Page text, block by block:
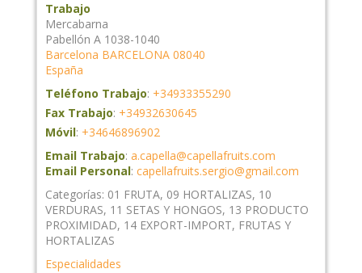
Trabajo
Mercabarna
Pabellón A 1038-1040
Barcelona BARCELONA 08040
España
Teléfono Trabajo: +34933355290
Fax Trabajo: +34932630645
Móvil: +34646896902
Email Trabajo: a.capella@capellafruits.com
Email Personal: capellafruits.sergio@gmail.com
Categorías: 01 FRUTA, 09 HORTALIZAS, 10
VERDURAS, 11 SETAS Y HONGOS, 13 PRODUCTO
PROXIMIDAD, 14 EXPORT-IMPORT, FRUTAS Y
HORTALIZAS
Especialidades